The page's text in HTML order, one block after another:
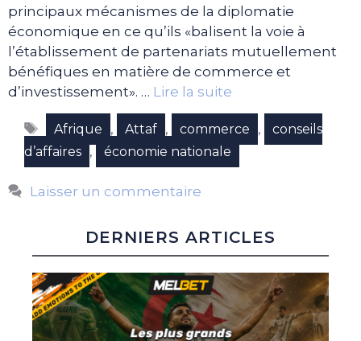
principaux mécanismes de la diplomatie
économique en ce qu’ils «balisent la voie à
l’établissement de partenariats mutuellement
bénéfiques en matière de commerce et
d’investissement». … Lire la suite
Étiquettes
Afrique , Attaf , commerce ,
conseils
d’affaires , économie nationale
Laisser un commentaire
DERNIERS ARTICLES